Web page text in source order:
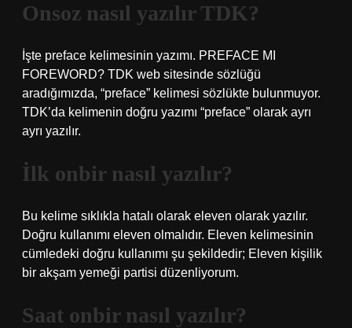
Onsoz nasıl yazılır TDK?
İşte preface kelimesinin yazımı. PREFACE MI
FOREWORD? TDK web sitesinde sözlüğü
aradığımızda, “preface” kelimesi sözlükte bulunmuyor.
TDK’da kelimenin doğru yazımı “preface” olarak ayrı
ayrı yazılır.
İlk onbir nasıl yazılır?
Bu kelime sıklıkla hatalı olarak eleven olarak yazılır.
Doğru kullanımı eleven olmalıdır. Eleven kelimesinin
cümledeki doğru kullanımı şu şekildedir; Eleven kişilik
bir akşam yemeği partisi düzenliyorum.
Saat onbir nasıl yazılır?